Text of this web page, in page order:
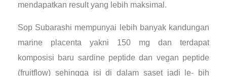
mendapatkan result yang lebih maksimal.
Sop Subarashi mempunyai lebih banyak kandungan
marine placenta yakni 150 mg dan terdapat
komposisi baru sardine peptide dan vegan peptide
(fruitflow) sehingga isi di dalam saset jadi le- bih